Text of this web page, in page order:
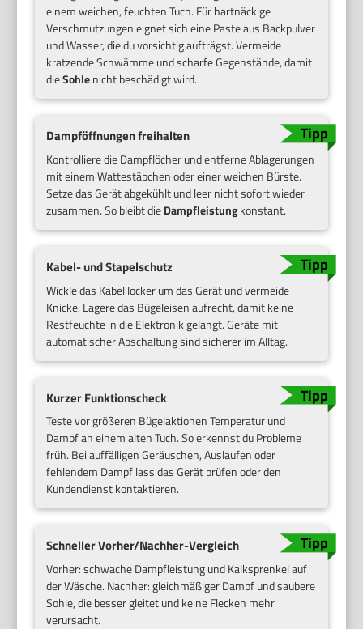
einem weichen, feuchten Tuch. Für hartnäckige
Verschmutzungen eignet sich eine Paste aus Backpulver
und Wasser, die du vorsichtig aufträgst. Vermeide
kratzende Schwämme und scharfe Gegenstände, damit
dieSohlenicht beschädigt wird.
Dampföffnungen freihalten
Kontrolliere die Dampflöcher und entferne Ablagerungen
mit einem Wattestäbchen oder einer weichen Bürste.
Setze das Gerät abgekühlt und leer nicht sofort wieder
zusammen. So bleibt dieDampfleistungkonstant.
Kabel- und Stapelschutz
Wickle das Kabel locker um das Gerät und vermeide
Knicke. Lagere das Bügeleisen aufrecht, damit keine
Restfeuchte in die Elektronik gelangt. Geräte mit
automatischer Abschaltung sind sicherer im Alltag.
Kurzer Funktionscheck
Teste vor größeren Bügelaktionen Temperatur und
Dampf an einem alten Tuch. So erkennst du Probleme
früh. Bei auffälligen Geräuschen, Auslaufen oder
fehlendem Dampf lass das Gerät prüfen oder den
Kundendienst kontaktieren.
Schneller Vorher/Nachher-Vergleich
Vorher: schwache Dampfleistung und Kalksprenkel auf
der Wäsche. Nachher: gleichmäßiger Dampf und saubere
Sohle, die besser gleitet und keine Flecken mehr
verursacht.